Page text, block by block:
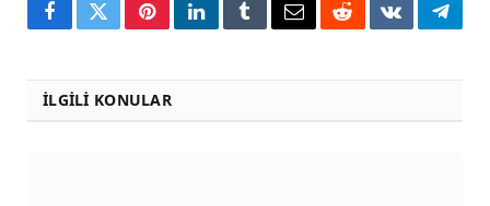
FacebookTwitterPinterestLinkedInTumblrEmailRedditVKontakte
İLGILI KONULAR